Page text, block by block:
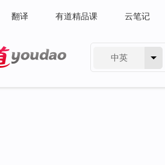
翻译 有道精品课 云笔记
中英